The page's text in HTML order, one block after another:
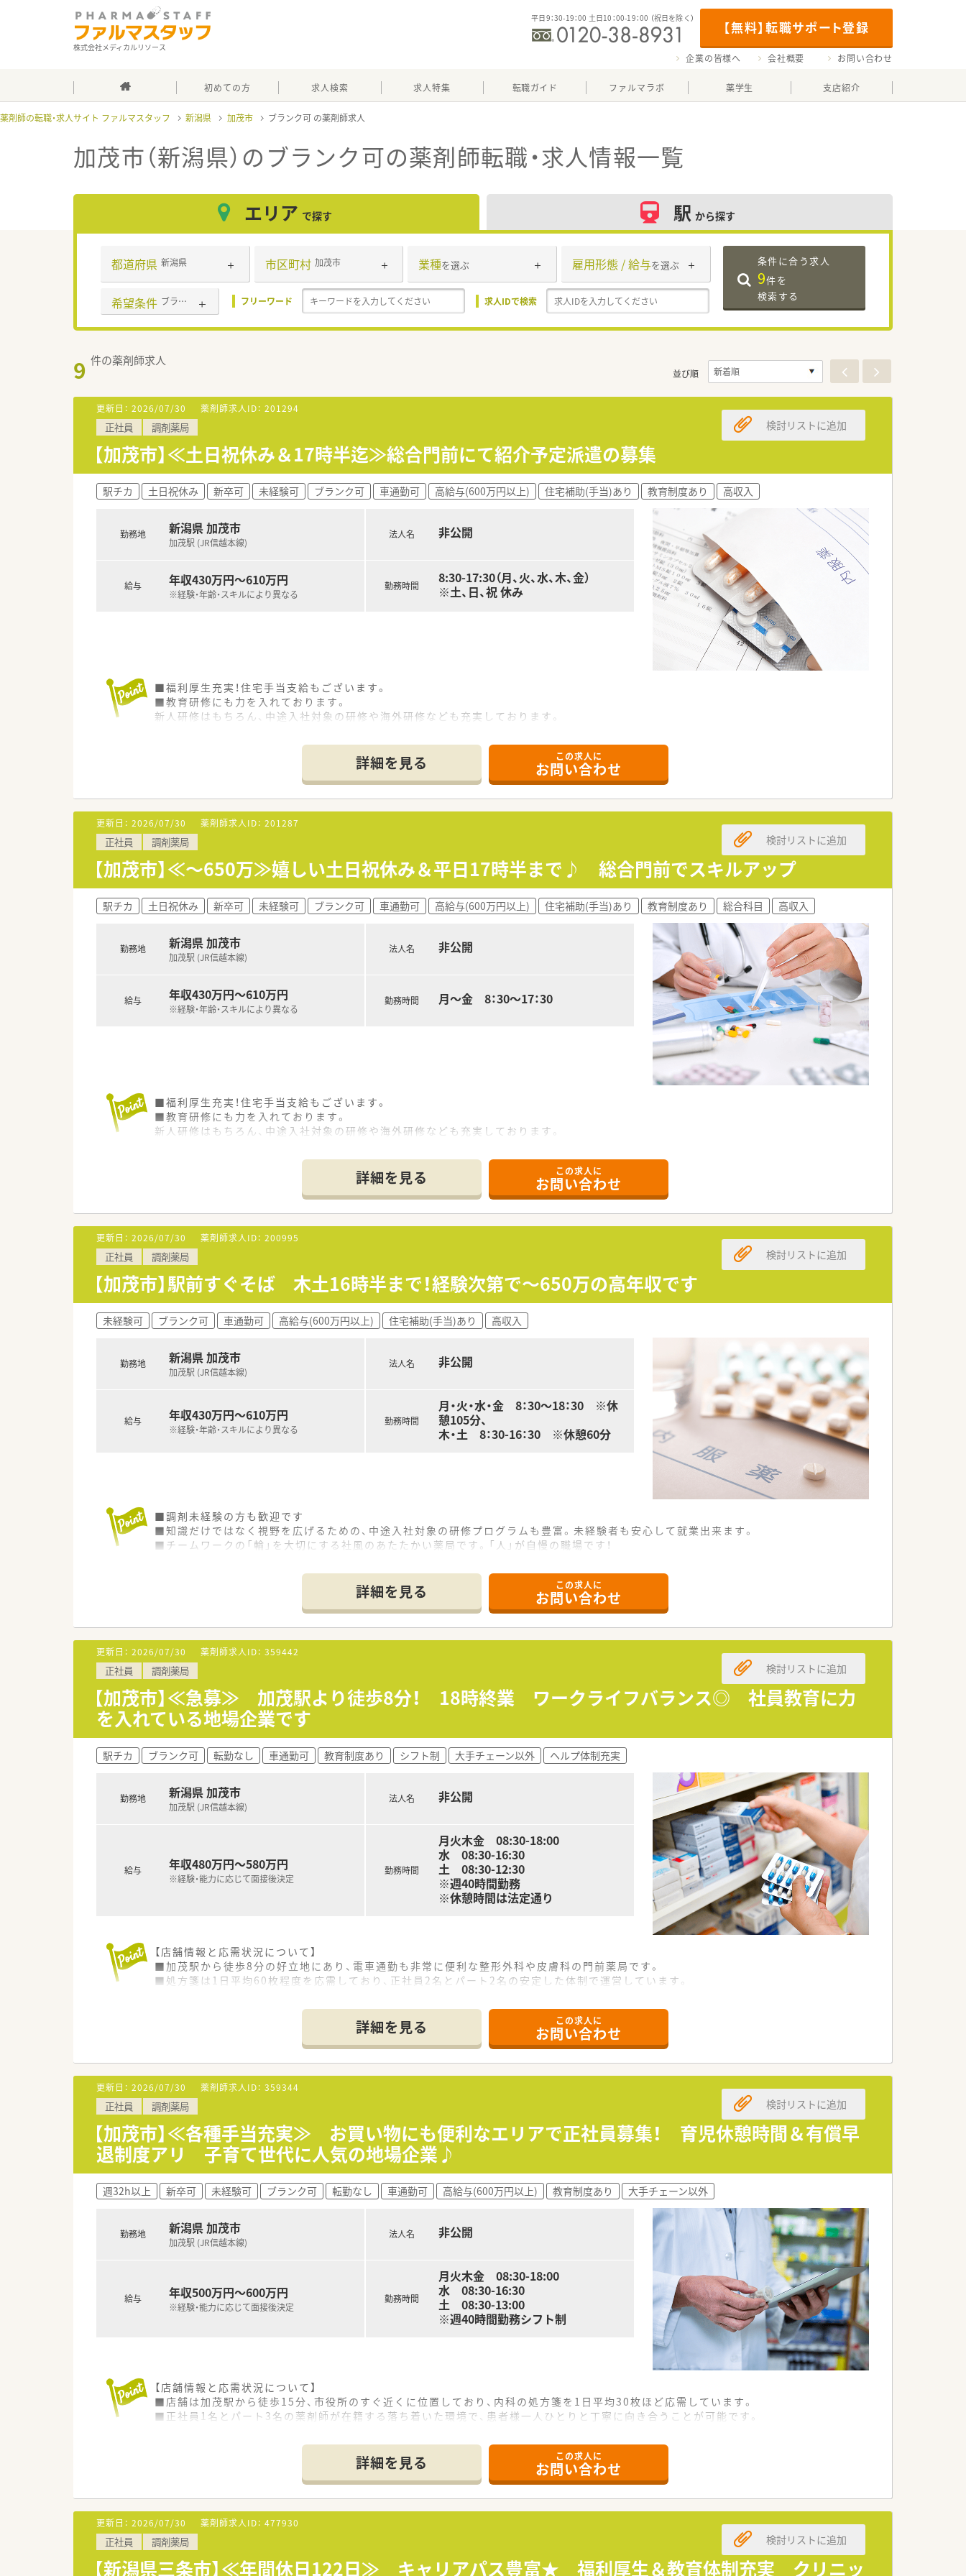
株式会社メディカルリソース
【無料】転職サポート登録
平日9：30-19：00 土日10：00-19：00 （祝日を除く）
企業の皆様へ 会社概要 お問い合わせ
初めての方 求人検索 求人特集 転職ガイド ファルマラボ 薬学生 支店紹介
薬剤師の転職・求人サイト ファルマスタッフ 新潟県 加茂市 ブランク可
加茂市（新潟県）のブランク可の薬剤師転職・求人情報一覧
エリア で探す 駅 から探す
都道府県 新潟県 市区町村 加茂市 業種を選ぶ 雇用形態 / 給与を選ぶ
希望条件 ブランク可 フリーワード 求人IDで検索
条件に合う求人
9件を
検索する
9 件の薬剤師求人
並び順
更新日： 2026/07/30 薬剤師求人ID： 201294
正社員 調剤薬局
【加茂市】≪土日祝休み＆17時半迄≫総合門前にて紹介予定派遣の募集
検討リストに追加
駅チカ 土日祝休み 新卒可 未経験可 ブランク可 車通勤可 高給与(600万円以上) 住宅補助(手当)あり 教育制度あり 高収入
勤務地 新潟県 加茂市
加茂駅 (JR信越本線)
給与 年収430万円～610万円
※経験・年齢・スキルにより異なる
法人名 非公開
勤務時間
8:30-17:30（月、火、水、木、金）
※土、日、祝 休み
■福利厚生充実！住宅手当支給もございます。
■教育研修にも力を入れております。
新人研修はもちろん、中途入社対象の研修や海外研修なども充実しております。
詳細を見る この求人に
お問い合わせ
更新日： 2026/07/30 薬剤師求人ID： 201287
正社員 調剤薬局
【加茂市】≪～650万≫嬉しい土日祝休み＆平日17時半まで♪ 総合門前でスキルアップ
検討リストに追加
駅チカ 土日祝休み 新卒可 未経験可 ブランク可 車通勤可 高給与(600万円以上) 住宅補助(手当)あり 教育制度あり 総合科目 高収入
勤務地 新潟県 加茂市
加茂駅 (JR信越本線)
給与 年収430万円～610万円
※経験・年齢・スキルにより異なる
法人名 非公開
勤務時間 月～金 8：30～17：30
■福利厚生充実！住宅手当支給もございます。
■教育研修にも力を入れております。
新人研修はもちろん、中途入社対象の研修や海外研修なども充実しております。
詳細を見る この求人に
お問い合わせ
更新日： 2026/07/30 薬剤師求人ID： 200995
正社員 調剤薬局
【加茂市】駅前すぐそば 木土16時半まで！経験次第で～650万の高年収です
検討リストに追加
未経験可 ブランク可 車通勤可 高給与(600万円以上) 住宅補助(手当)あり 高収入
勤務地 新潟県 加茂市
加茂駅 (JR信越本線)
給与 年収430万円～610万円
※経験・年齢・スキルにより異なる
法人名 非公開
勤務時間
月・火・水・金 8：30～18：30 ※休
憩105分、
木・土 8：30-16：30 ※休憩60分
■調剤未経験の方も歓迎です
■知識だけではなく視野を広げるための、中途入社対象の研修プログラムも豊富。未経験者も安心して就業出来ます。
■チームワークの「輪」を大切にする社風のあたたかい薬局です。「人」が自慢の職場です！
詳細を見る この求人に
お問い合わせ
更新日： 2026/07/30 薬剤師求人ID： 359442
正社員 調剤薬局
【加茂市】≪急募≫ 加茂駅より徒歩8分！ 18時終業 ワークライフバランス◎ 社員教育に力
を入れている地場企業です
検討リストに追加
駅チカ ブランク可 転勤なし 車通勤可 教育制度あり シフト制 大手チェーン以外 ヘルプ体制充実
勤務地 新潟県 加茂市
加茂駅 (JR信越本線)
給与 年収480万円～580万円
※経験・能力に応じて面接後決定
法人名 非公開
勤務時間
月火木金 08:30-18:00
水 08:30-16:30
土 08:30-12:30
※週40時間勤務
※休憩時間は法定通り
【店舗情報と応需状況について】
■加茂駅から徒歩8分の好立地にあり、電車通勤も非常に便利な整形外科や皮膚科の門前薬局です。
■処方箋は1日平均60枚程度を応需しており、正社員2名とパート2名の安定した体制で運営しています。
■整形外科や皮膚科、泌尿器科を中心に多岐にわたる処方箋を受け付け、調剤や服薬指導を担当いただきます。
■在宅医療の推進にも注力しており、特定のスタッフに負担が偏らないよう全員で分担して対応しています。
■調剤から事務、管理業務に至るまで詳細なマニュアルが完備されており、手順を確認し着実に進められます。
【想定されるキャリアイメージ】
■新入薬剤師研修では実務だけでなくマナーも学べるため、社会人としての基礎を改めて固めることが可能です。
■数年後にはリーダー研修などの支援を受け、将来の店舗運営を担う管理薬剤師候補として成長を期待します。
■学会派遣や大学の生涯講座などの外部研修への費用補助もあり、高度な専門性を身につけ続けられる環境です。
【こんな方が活躍中】
■若返りを図る店舗のリーダー候補として、意欲的に新しい知識や管理業務を吸収しようとする若手がいます。
■家庭と仕事を両立させているスタッフも多く、有償早退制度などを活用して無理なくキャリアを継続中です。
■向学心のある薬剤師が多数在籍しており、大学の生涯講座などの補助を利用して日々研鑽を積んでいます。
詳細を見る この求人に
お問い合わせ
更新日： 2026/07/30 薬剤師求人ID： 359344
正社員 調剤薬局
【加茂市】≪各種手当充実≫ お買い物にも便利なエリアで正社員募集！ 育児休憩時間＆有償早
退制度アリ 子育て世代に人気の地場企業♪
検討リストに追加
週32h以上 新卒可 未経験可 ブランク可 転勤なし 車通勤可 高給与(600万円以上) 教育制度あり 大手チェーン以外
勤務地 新潟県 加茂市
加茂駅 (JR信越本線)
給与 年収500万円～600万円
※経験・能力に応じて面接後決定
法人名 非公開
勤務時間
月火木金 08:30-18:00
水 08:30-16:30
土 08:30-13:00
※週40時間勤務シフト制
【店舗情報と応需状況について】
■店舗は加茂駅から徒歩15分、市役所のすぐ近くに位置しており、内科の処方箋を1日平均30枚ほど応需しています。
■正社員1名とパート3名の薬剤師が在籍する落ち着いた環境で、患者様一人ひとりと丁寧に向き合うことが可能です。
■少人数のアットホームな店舗でありながら、パート薬剤師との協力体制もしっかりしており相談しやすい雰囲気です。
■代表取締役も薬剤師であり現場への理解が非常に深いため、悩みやキャリアに関する相談も気兼ねなくできる環境です。
■薬剤師としての基礎知識だけでなく接遇マナーも大切にしており、質の高いサービスをチーム一丸で追求しています。
【こんな取り組みをしています】
■生後1年未満の乳児を育てる社員向けに1日2回の育児休憩時間を設けるなど、子育て世代の就業を支援しています。
■外部講座の参加費用を会社が全額負担する制度を導入しており、社員の「学びたい」という意欲を金銭面で助けます。
詳細を見る この求人に
お問い合わせ
更新日： 2026/07/30 薬剤師求人ID： 477930
正社員 調剤薬局
【新潟県三条市】≪年間休日122日≫ キャリアパス豊富★ 福利厚生＆教育体制充実 クリニッ
検討リストに追加